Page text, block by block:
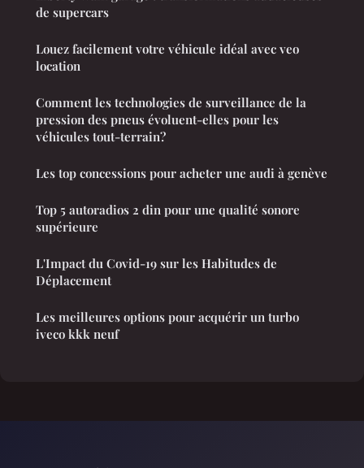
de supercars
Louez facilement votre véhicule idéal avec veo
location
Comment les technologies de surveillance de la
pression des pneus évoluent-elles pour les
véhicules tout-terrain?
Les top concessions pour acheter une audi à genève
Top 5 autoradios 2 din pour une qualité sonore
supérieure
L'Impact du Covid-19 sur les Habitudes de
Déplacement
Les meilleures options pour acquérir un turbo
iveco kkk neuf